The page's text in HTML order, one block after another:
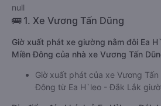
null
🚌 1. Xe Vương Tấn Dũng
Giờ xuất phát xe giường nằm đôi Ea
Miền Đông của nhà xe Vương Tấn
Giờ xuất phát của xe Vương
Đông từ Ea H`leo - Đắk Lắk